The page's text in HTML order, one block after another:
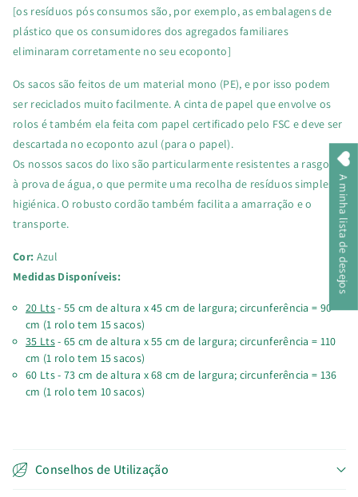
[os resíduos pós consumos são, por exemplo, as embalagens de
plástico que os consumidores dos agregados familiares
eliminaram corretamente no seu ecoponto]
Os sacos são feitos de um material mono (PE), e por isso podem
ser reciclados muito facilmente. A cinta de papel que envolve os
rolos é também ela feita com papel certificado pelo FSC e deve ser
descartada no ecoponto azul (para o papel).
Os nossos sacos do lixo são particularmente resistentes a rasgos e
à prova de água, o que permite uma recolha de resíduos simples e
higiénica. O robusto cordão também facilita a amarração e o
transporte.
Cor: Azul
Medidas Disponíveis:
20 Lts- 55 cm de altura x 45 cm de largura; circunferência = 90
cm (1 rolo tem 15 sacos)
35 Lts- 65 cm de altura x 55 cm de largura; circunferência = 110
cm (1 rolo tem 15 sacos)
60 Lts - 73 cm de altura x 68 cm de largura; circunferência = 136
cm (1 rolo tem 10 sacos)
Conselhos de Utilização
A minha lista de desejos